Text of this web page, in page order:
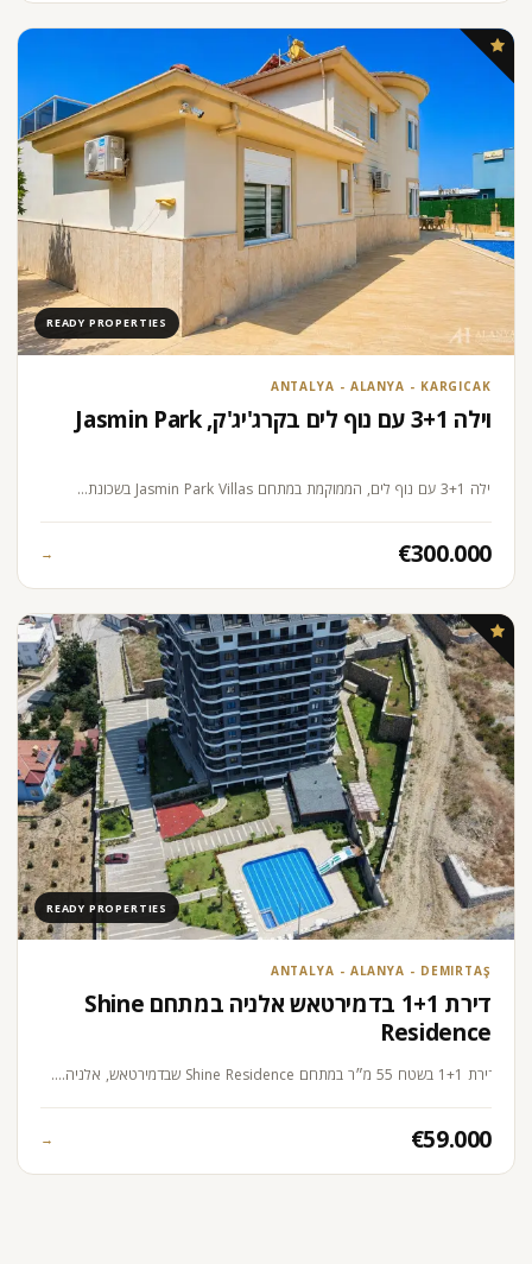
READY PROPERTIES
ANTALYA - ALANYA - KARGICAK
וילה 3+1 עם נוף לים בקרג'יג'ק, Jasmin Park
וילה 3+1 עם נוף לים, הממוקמת במתחם Jasmin Park Villas בשכונת…
€300.000
→
READY PROPERTIES
ANTALYA - ALANYA - DEMIRTAŞ
דירת 1+1 בדמירטאש אלניה במתחם Shine
Residence
דירת 1+1 בשטח 55 מ״ר במתחם Shine Residence שבדמירטאש, אלניה.…
€59.000
→